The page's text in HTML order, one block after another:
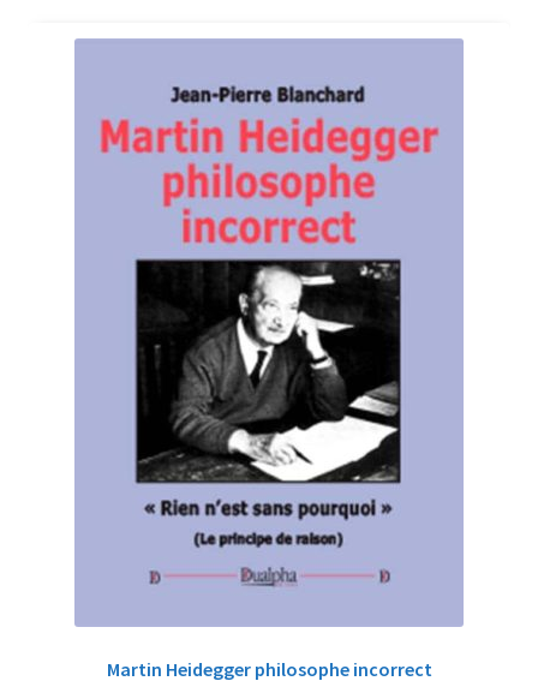
Martin Heidegger philosophe incorrect